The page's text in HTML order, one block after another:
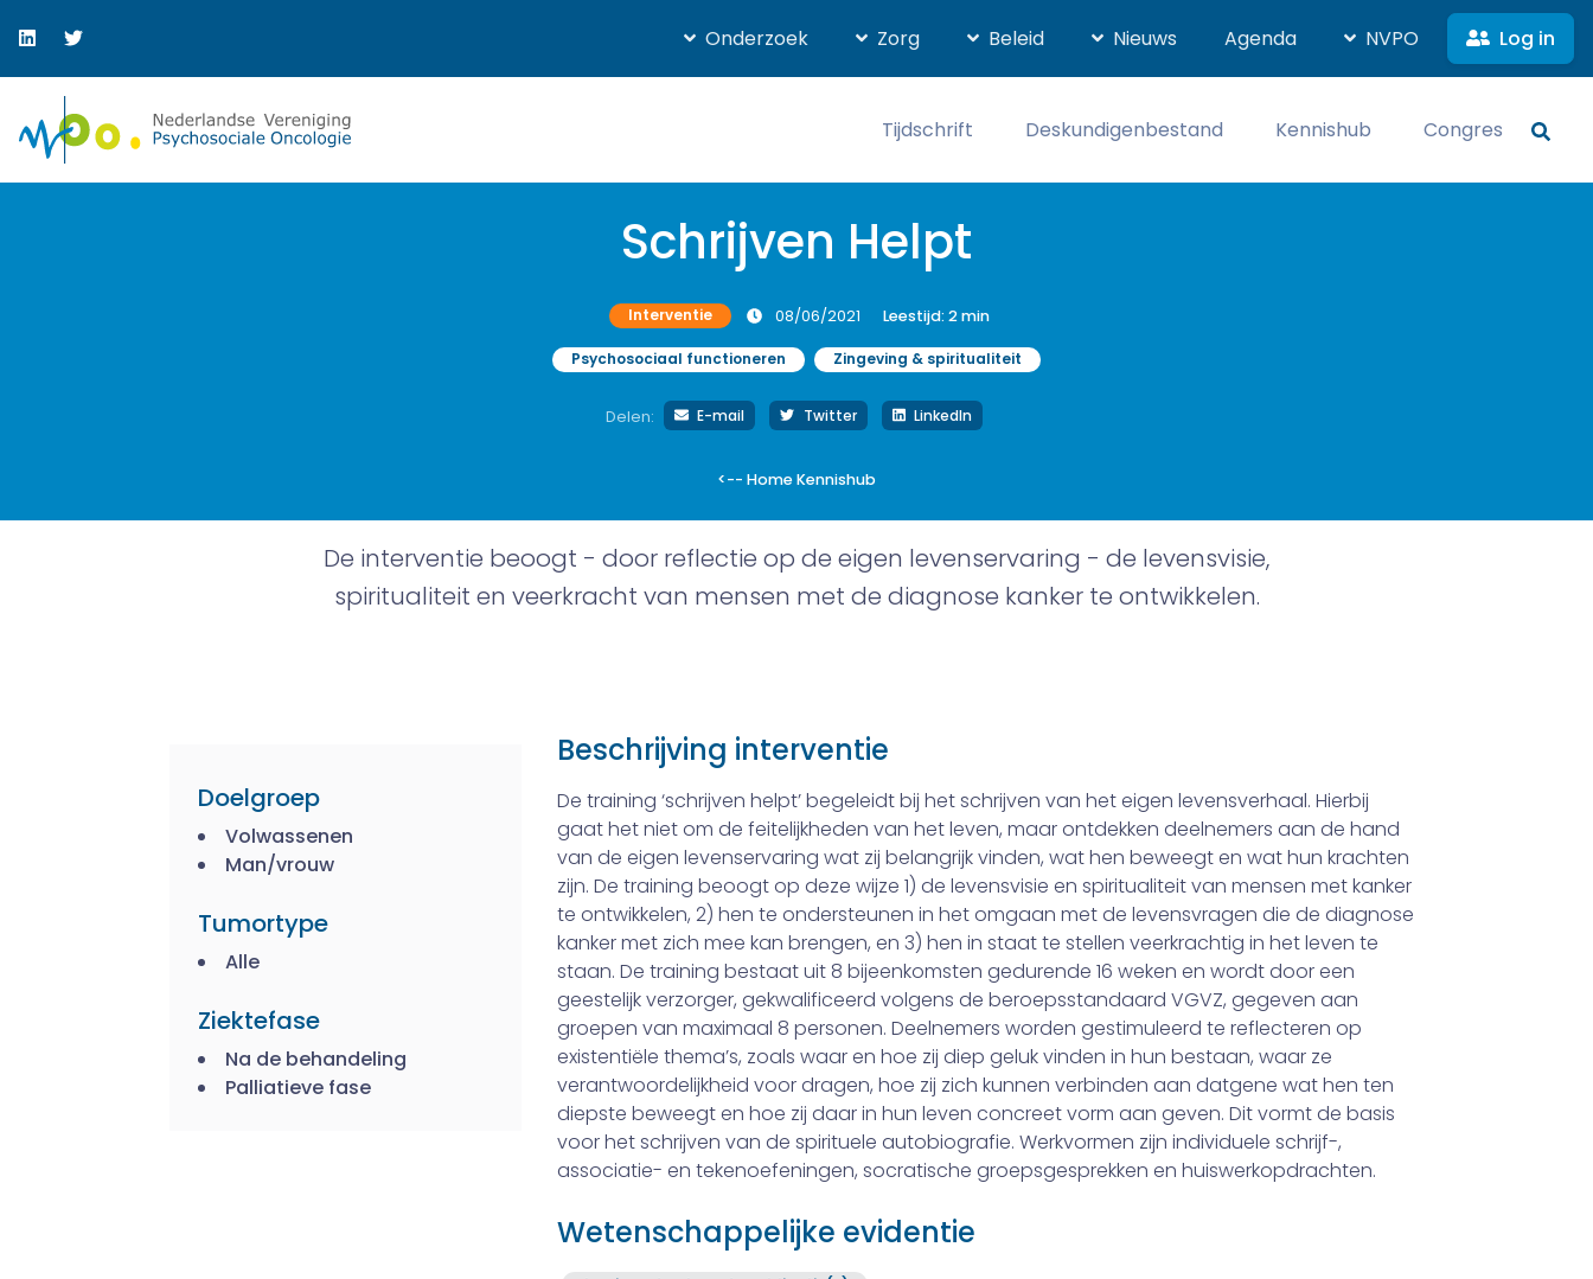
Onderzoek Zorg Beleid Nieuws Agenda NVPO Log in
Tijdschrift Deskundigenbestand Kennishub Congres
Schrijven Helpt
Interventie 08/06/2021 Leestijd: 2min
Psychosociaal functioneren Zingeving & spiritualiteit
Delen: E-mail Twitter LinkedIn
<-- Home Kennishub
De interventie beoogt - door reflectie op de eigen levenservaring - de levensvisie,
spiritualiteit en veerkracht van mensen met de diagnose kanker te ontwikkelen.
Doelgroep
Volwassenen
Man/vrouw
Tumortype
Alle
Ziektefase
Na de behandeling
Palliatieve fase
Beschrijving interventie
De training ‘schrijven helpt’ begeleidt bij het schrijven van het eigen levensverhaal. Hierbij
gaat het niet om de feitelijkheden van het leven, maar ontdekken deelnemers aan de hand
van de eigen levenservaring wat zij belangrijk vinden, wat hen beweegt en wat hun krachten
zijn. De training beoogt op deze wijze 1) de levensvisie en spiritualiteit van mensen met kanker
te ontwikkelen, 2) hen te ondersteunen in het omgaan met de levensvragen die de diagnose
kanker met zich mee kan brengen, en 3) hen in staat te stellen veerkrachtig in het leven te
staan. De training bestaat uit 8 bijeenkomsten gedurende 16 weken en wordt door een
geestelijk verzorger, gekwalificeerd volgens de beroepsstandaard VGVZ, gegeven aan
groepen van maximaal 8 personen. Deelnemers worden gestimuleerd te reflecteren op
existentiële thema’s, zoals waar en hoe zij diep geluk vinden in hun bestaan, waar ze
verantwoordelijkheid voor dragen, hoe zij zich kunnen verbinden aan datgene wat hen ten
diepste beweegt en hoe zij daar in hun leven concreet vorm aan geven. Dit vormt de basis
voor het schrijven van de spirituele autobiografie. Werkvormen zijn individuele schrijf-,
associatie- en tekenoefeningen, socratische groepsgesprekken en huiswerkopdrachten.
Wetenschappelijke evidentie